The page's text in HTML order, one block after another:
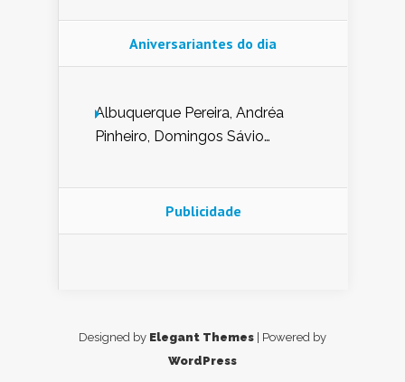
Aniversariantes do dia
Albuquerque Pereira, Andréa
Pinheiro, Domingos Sávio
Nunes de Sena, Fátima Peixoto,
Glória Pereira, Kátia Mesel,
Publicidade
Designed by Elegant Themes | Powered by
WordPress